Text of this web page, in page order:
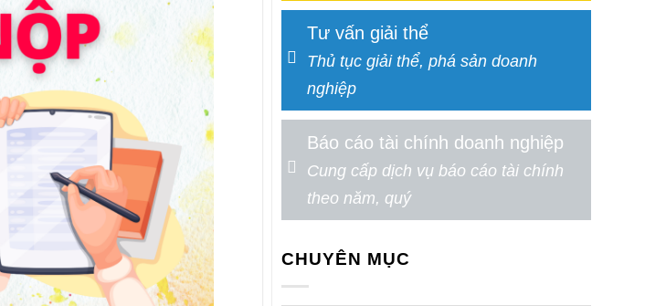
Tư vấn giải thể
Thủ tục giải thể, phá sản doanh
nghiệp
Báo cáo tài chính doanh nghiệp
Cung cấp dịch vụ báo cáo tài chính
theo năm, quý
CHUYÊN MỤC